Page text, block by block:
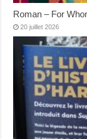
Roman – For
20 juillet 2026